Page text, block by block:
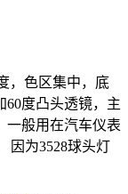
，色区集中，底
60度凸头透镜，主
一般用在汽车仪表
因为3528球头灯